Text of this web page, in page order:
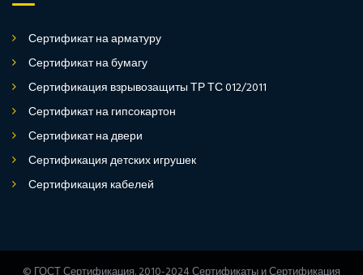
Сертификат на арматуру
Сертификат на бумагу
Сертификация взрывозащиты ТР ТС 012/2011
Сертификат на гипсокартон
Сертификат на двери
Сертификация детских игрушек
Сертификация кабелей